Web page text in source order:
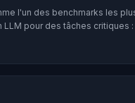
des benchmarks les plus
LLM pour des tâches